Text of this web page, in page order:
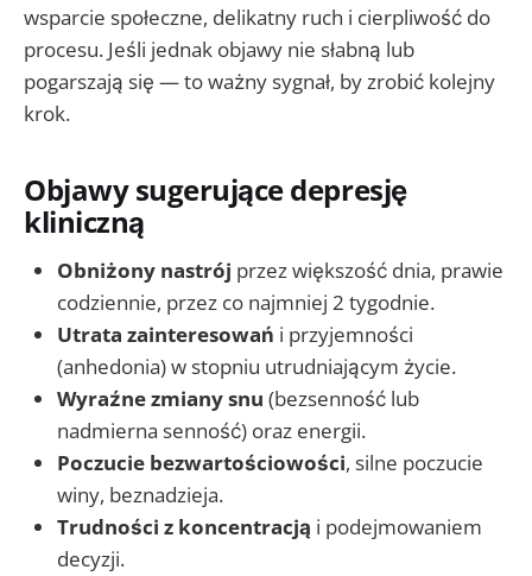
wsparcie społeczne, delikatny ruch i cierpliwość do
procesu. Jeśli jednak objawy nie słabną lub
pogarszają się — to ważny sygnał, by zrobić kolejny
krok.
Objawy sugerujące depresję
kliniczną
Obniżony nastrój przez większość dnia, prawie
codziennie, przez co najmniej 2 tygodnie.
Utrata zainteresowań i przyjemności
(anhedonia) w stopniu utrudniającym życie.
Wyraźne zmiany snu (bezsenność lub
nadmierna senność) oraz energii.
Poczucie bezwartościowości, silne poczucie
winy, beznadzieja.
Trudności z koncentracją i podejmowaniem
decyzji.